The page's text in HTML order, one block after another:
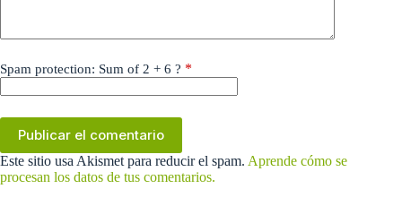
Spam protection: Sum of 2 + 6 ? *
Publicar el comentario
Este sitio usa Akismet para reducir el spam. Aprende cómo se
procesan los datos de tus comentarios.